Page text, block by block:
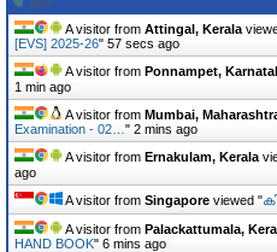
A visitor from Attingal, Kerala
[EVS] 2025-26" 58 secs ago
A visitor from Ponnampet,
1 min ago
A visitor from Mumbai,
Examination - 02… " 2 mins ago
A visitor from Ernakulam, Kerala
ago
A visitor from Singapore viewed "
A visitor from Palackattumala,
HAND BOOK" 6 mins ago